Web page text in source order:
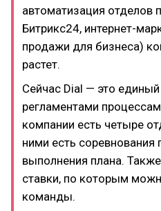
автоматизация отделов
Битрикс24, интернет-
продажи для бизнеса)
растет.
Сейчас Dial — это
регламентами
компании есть четыре
ними есть соревнования
выполнения плана.
ставки, по которым
команды.